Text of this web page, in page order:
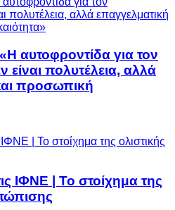
αυτοφροντίδα για τον
πολυτέλεια, αλλά
προσωπική
ΙΦΝΕ | Το στοίχημα της